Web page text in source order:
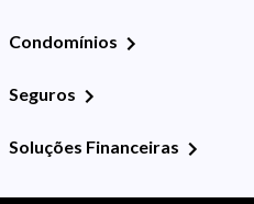
Condomínios
Seguros
Soluções Financeiras